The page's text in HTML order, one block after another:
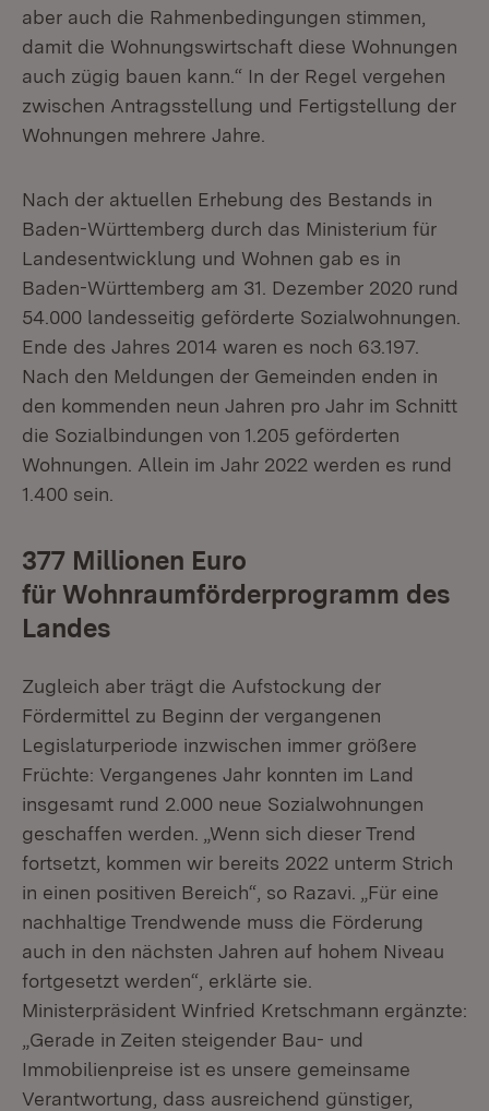
aber auch die Rahmenbedingungen stimmen,
damit die Wohnungswirtschaft diese Wohnungen
auch zügig bauen kann.“ In der Regel vergehen
zwischen Antragsstellung und Fertigstellung der
Wohnungen mehrere Jahre.
Nach der aktuellen Erhebung des Bestands in
Baden-Württemberg durch das Ministerium für
Landesentwicklung und Wohnen gab es in
Baden-Württemberg am 31. Dezember 2020 rund
54.000 landesseitig geförderte Sozialwohnungen.
Ende des Jahres 2014 waren es noch 63.197.
Nach den Meldungen der Gemeinden enden in
den kommenden neun Jahren pro Jahr im Schnitt
die Sozialbindungen von 1.205 geförderten
Wohnungen. Allein im Jahr 2022 werden es rund
1.400 sein.
377 Millionen Euro
für Wohnraumförderprogramm des
Landes
Zugleich aber trägt die Aufstockung der
Fördermittel zu Beginn der vergangenen
Legislaturperiode inzwischen immer größere
Früchte: Vergangenes Jahr konnten im Land
insgesamt rund 2.000 neue Sozialwohnungen
geschaffen werden. „Wenn sich dieser Trend
fortsetzt, kommen wir bereits 2022 unterm Strich
in einen positiven Bereich“, so Razavi. „Für eine
nachhaltige Trendwende muss die Förderung
auch in den nächsten Jahren auf hohem Niveau
fortgesetzt werden“, erklärte sie.
Ministerpräsident Winfried Kretschmann ergänzte:
„Gerade in Zeiten steigender Bau- und
Immobilienpreise ist es unsere gemeinsame
Verantwortung, dass ausreichend günstiger,